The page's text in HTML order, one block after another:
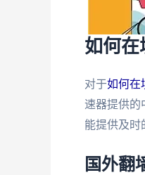
如何在
对于如何在
速器提供的
能提供及时
国外翻